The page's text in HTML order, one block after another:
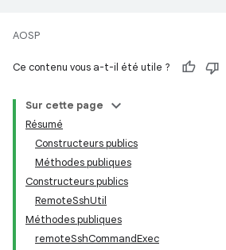
AOSP
Ce contenu vous a-t-il été utile ?
Sur cette page
Résumé
Constructeurs publics
Méthodes publiques
Constructeurs publics
RemoteSshUtil
Méthodes publiques
remoteSshCommandExec